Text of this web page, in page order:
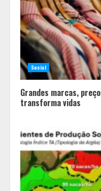
Social
Grandes marcas,
transforma vidas